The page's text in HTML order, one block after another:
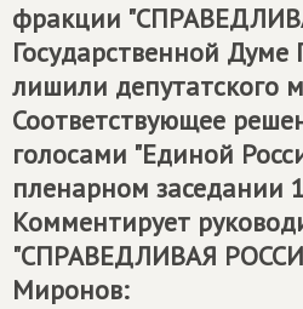
фракции
Государственной Думе
лишили депутатского
Соответствующее
голосами "Единой
пленарном заседании
Комментирует
"СПРАВЕДЛИВАЯ
Миронов: